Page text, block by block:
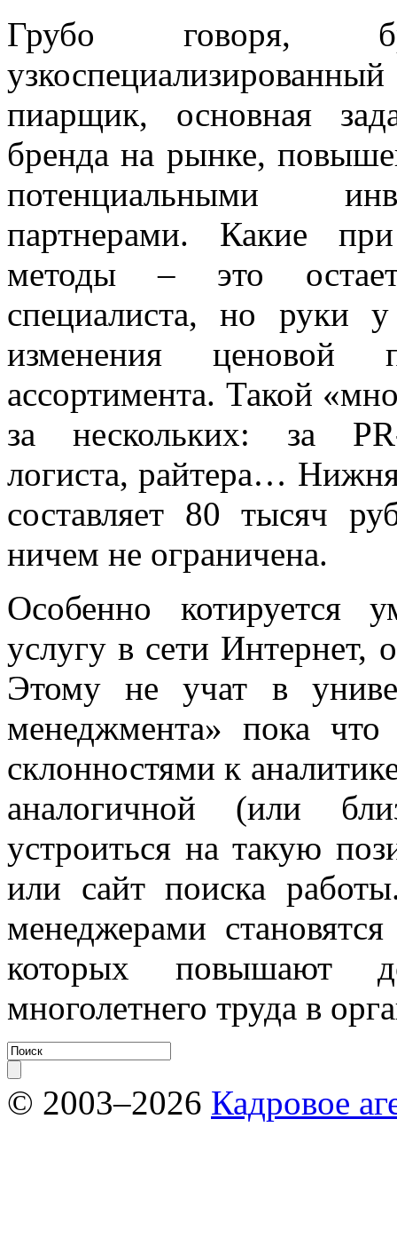
Грубо говоря,
пиарщик, основная
бренда на рынке,
потенциальными
партнерами. Какие
методы – это
специалиста, но руки
изменения ценовой
ассортимента. Такой
за нескольких: за PR
логиста, райтера…
составляет 80 тысяч
ничем не ограничена.
Особенно котируется
услугу в сети Интернет,
Этому не учат в
менеджмента» пока
склонностями к
аналогичной (или
устроиться на такую
или сайт поиска
менеджерами
которых повышают
многолетнего труда в
© 2003–2026 Кадровое